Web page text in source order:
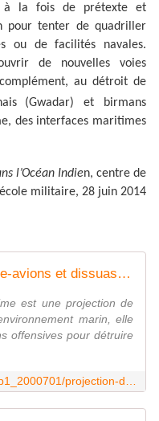
à la fois de prétexte et
pour tenter de quadriller
ou de facilités navales.
de nouvelles voies
au détroit de
(Gwadar) et birmans
des interfaces maritimes
l’Océan Indien, centre de
militaire, 28 juin 2014
Projection de puissance, porte-avions et dissuasion nucléaire
est une projection de
marin, elle
offensives pour détruire